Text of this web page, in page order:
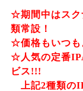
☆期間中はスク
類常設！
☆価格もいつも
☆人気の定番
ビス!!!
上記2種類の